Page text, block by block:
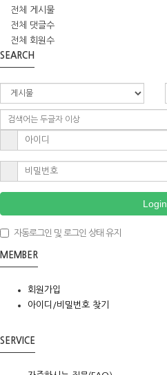
전체 게시물
전체 댓글수
전체 회원수
SEARCH
Login
자동로그인 및 로그인 상태 유지
MEMBER
회원가입
아이디/비밀번호 찾기
SERVICE